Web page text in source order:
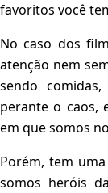
favoritos você
No caso dos
atenção nem
sendo
perante o caos,
em que somos
Porém, tem
somos heróis